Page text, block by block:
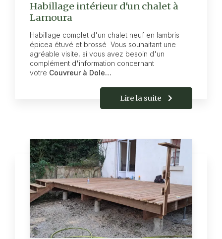
Habillage intérieur d'un chalet à
Lamoura
Habillage complet d'un chalet neuf en lambris
épicea étuvé et brossé Vous souhaitant une
agréable visite, si vous avez besoin d'un
complément d'information concernant
votre Couvreur à Dole…
Lire la suite